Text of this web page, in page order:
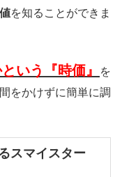
を知ることができま
いう『時価』
を
をかけずに簡単に調
スマイスター